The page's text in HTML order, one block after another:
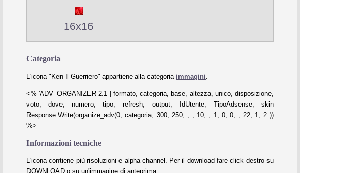
16x16
Categoria
L'icona "Ken Il Guerriero" appartiene alla categoria immagini
<% 'ADV_ORGANIZER 2.1 | formato, categoria, base, altezza, unico, disposizione,
voto, dove, numero, tipo, refresh, output, IdUtente, TipoAdsense, skin
Response.Write(organize_adv(0, categoria, 300, 250, , , 10, , 1, 0, 0, , 22, 1, 2 ))
%>
Informazioni tecniche
L'icona contiene più risoluzioni e alpha channel. Per il download fare click destro su
DOWNLOAD o su un'immagine di anteprima.